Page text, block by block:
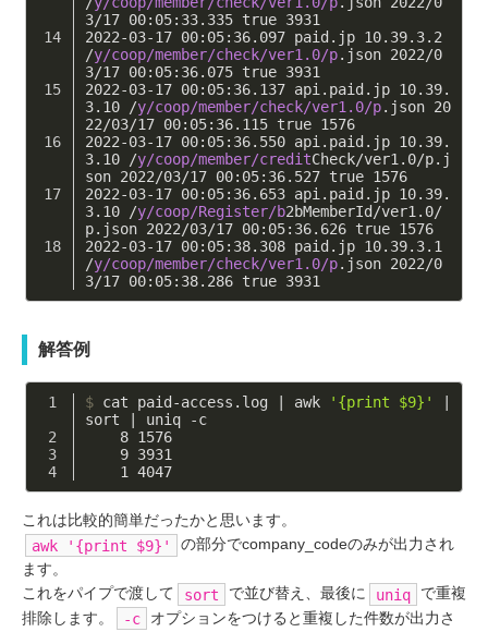
3/17 00: 05: 33.335 true 3931
2022-03-17 00: 05: 36.097 paid.jp 10.39. 3.2
/y/coop/member/check/ver1.0/p.json 2022/0
3/17 00: 05: 36.075 true 3931
2022-03-17 00: 05: 36.137 api.paid.jp 10.39.
3.10 /y/coop/member/check/ver1.0/p.json 20
22/03/17 00: 05: 36.115 true 1576
2022-03-17 00: 05: 36.550 api.paid.jp 10.39.
3.10 /y/coop/member/creditCheck/ver1. 0/p.j
son 2022/03/17 00: 05: 36.527 true 1576
2022-03-17 00: 05: 36.653 api.paid.jp 10.39.
3.10 /y/coop/Register/b2bMemberId/ver1. 0/
p.json 2022/03/17 00: 05: 36.626 true 1576
2022-03-17 00: 05: 38.308 paid.jp 10.39. 3.1
/y/coop/member/check/ver1.0/p.json 2022/0
3/17 00: 05: 38.286 true 3931
解答例
$ cat paid-access.log | awk '{print $9}'
sort | uniq -c
    8 1576
    9 3931
    1 4047
これは比較的簡単だったかと思います。
awk '{print $9}'
の部分でcompany_codeのみが出力され
ます。
これをパイプで渡して
sort で並び替え、最後に uniq
で重複
排除します。
-c
オプションをつけると重複した件数が出力さ